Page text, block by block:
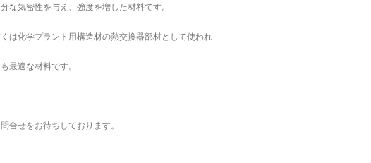
な気密性を与え、強度を増した材料です。
は化学プラント用構造材の熱交換器部材として使われ
最適な材料です。
合せをお待ちしております。